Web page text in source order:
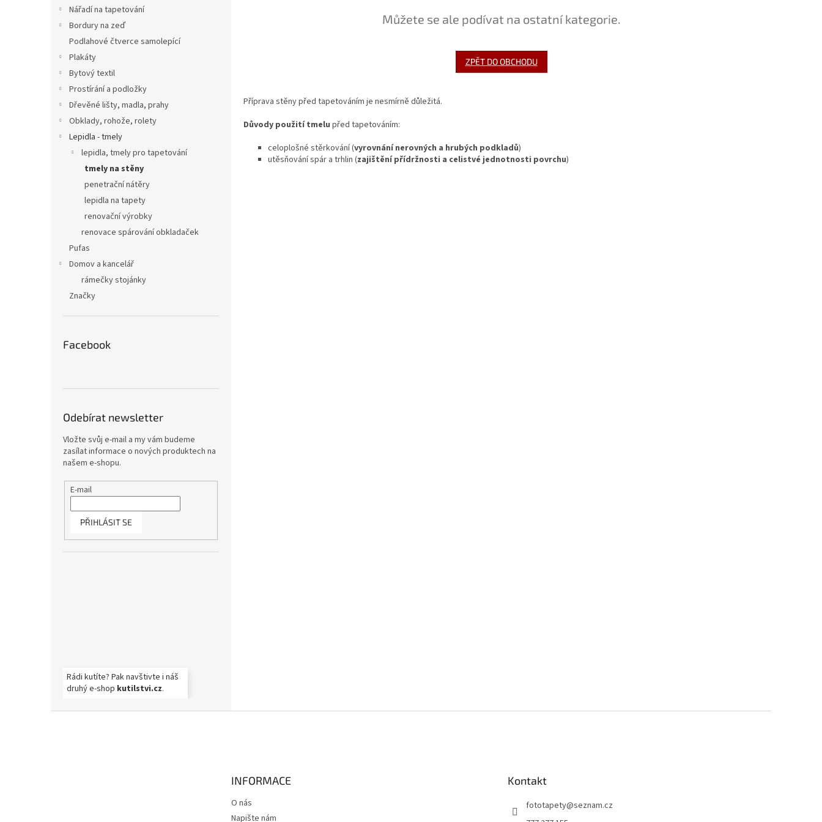
Nářadí na tapetování
Bordury na zeď
Podlahové čtverce samolepící
Plakáty
Bytový textil
Prostírání a podložky
Dřevěné lišty, madla, prahy
Obklady, rohože, rolety
Lepidla - tmely
lepidla, tmely pro tapetování
tmely na stěny
penetrační nátěry
lepidla na tapety
renovační výrobky
renovace spárování obkladaček
Pufas
Domov a kancelář
rámečky stojánky
Značky
Facebook
Odebírat newsletter
Vložte svůj e-mail a my vám budeme
zasílat informace o nových produktech na
našem e-shopu.
E-mail
PŘIHLÁSIT SE
Rádi kutíte? Pak navštivte i náš
druhý e-shop kutilstvi.cz.
Můžete se ale podívat na ostatní kategorie.
ZPĚT DO OBCHODU
Příprava stěny před tapetováním je nesmírně důležitá.
Důvody použití tmelu před tapetováním:
celoplošné stěrkování (vyrovnání nerovných a hrubých podkladů)
utěsňování spár a trhlin (zajištění přídržnosti a celistvé jednotnosti povrchu)
INFORMACE
O nás
Napište nám
Kontakt
fototapety@seznam.cz